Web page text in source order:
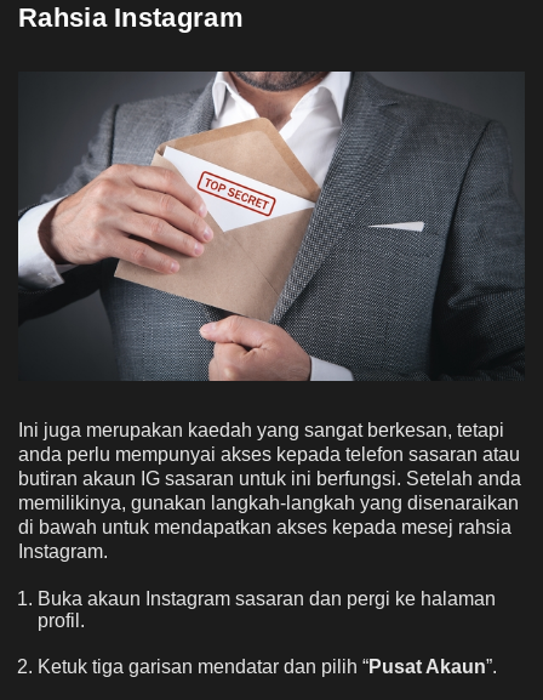
Rahsia Instagram
Ini juga merupakan kaedah yang sangat berkesan, tetapi
anda perlu mempunyai akses kepada telefon sasaran atau
butiran akaun IG sasaran untuk ini berfungsi. Setelah anda
memilikinya, gunakan langkah-langkah yang disenaraikan
di bawah untuk mendapatkan akses kepada mesej rahsia
Instagram.
Buka akaun Instagram sasaran dan pergi ke halaman
profil.
Ketuk tiga garisan mendatar dan pilih “Pusat Akaun”.